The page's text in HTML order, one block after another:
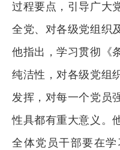
过程要点，引导广大
全党、对各级党组织
他指出，学习贯彻《
纯洁性，对各级党组
发挥，对每一个党员
性具都有重大意义。
全体党员干部要在